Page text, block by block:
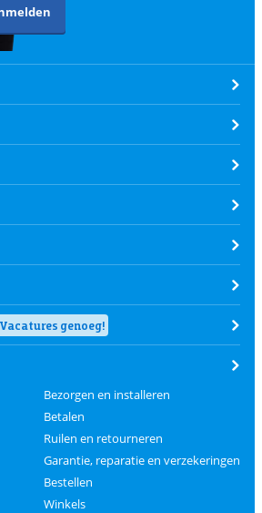
Vacatures genoeg!
Bezorgen en installeren
Betalen
Ruilen en retourneren
Garantie, reparatie en verzekeringen
Bestellen
Winkels